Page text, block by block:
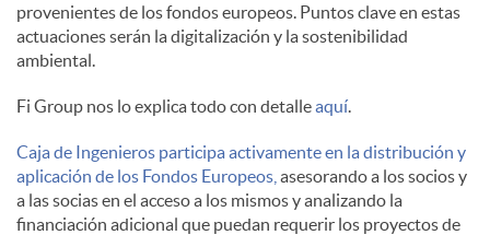
provenientes de los fondos europeos. Puntos clave en estas
actuaciones serán la digitalización y la sostenibilidad
ambiental.
Fi Group nos lo explica todo con detalleaquí
Caja de Ingenieros participa activamente en la distribución y
aplicación de los Fondos Europeos, asesorando a los socios y
a las socias en el acceso a los mismos y analizando la
financiación adicional que puedan requerir los proyectos de